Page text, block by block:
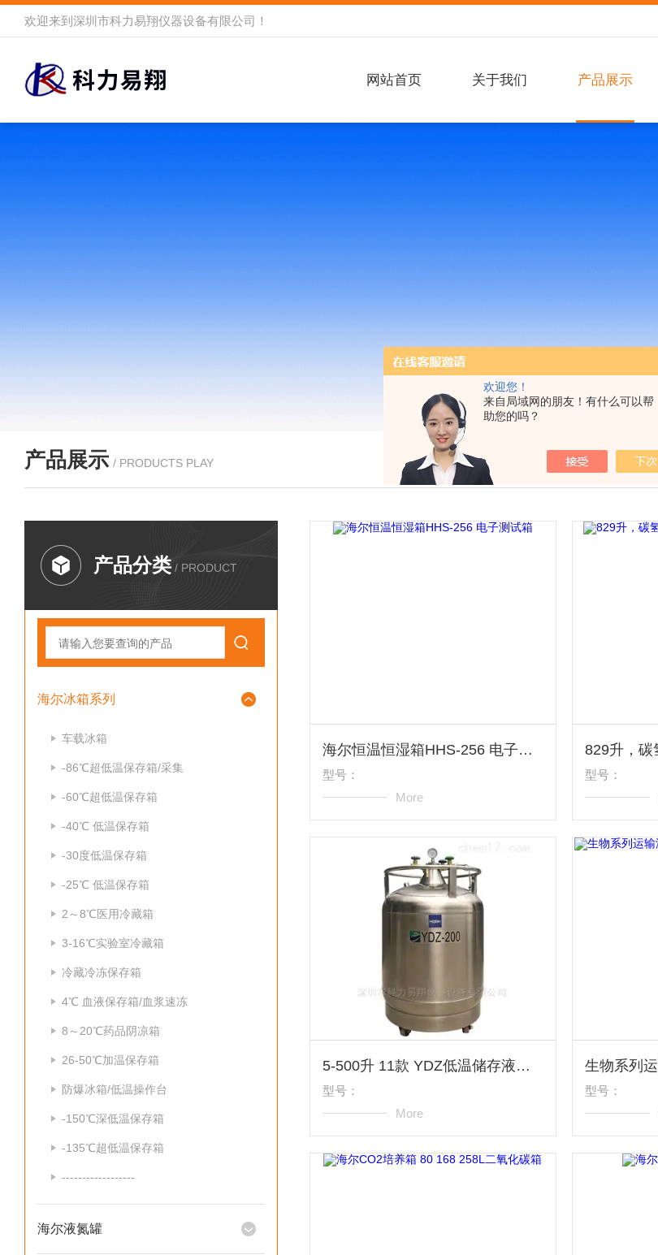
欢迎您！
来自局域网的朋友！有什么可以帮
助您的吗？
欢迎来到 深圳市科力易翔仪器设备有限公司 ！
网站首页 关于我们 产品展示
产品展示 / PRODUCTS PLAY
产品分类 / PRODUCT
海尔冰箱系列
车载冰箱
-86℃超低温保存箱/采集
-60℃超低温保存箱
-40℃ 低温保存箱
-30度低温保存箱
-25℃ 低温保存箱
2～8℃医用冷藏箱
3-16℃实验室冷藏箱
冷藏冷冻保存箱
4℃ 血液保存箱/血浆速冻
8～20℃药品阴凉箱
26-50℃加温保存箱
防爆冰箱/低温操作台
-150℃深低温保存箱
-135℃超低温保存箱
------------------
海尔液氮罐
海尔恒温恒湿箱HHS-256 电子测试箱
型号：
More
型号：
5-500升 11款 YDZ低温储存液氮罐负190度
型号：
More
型号：